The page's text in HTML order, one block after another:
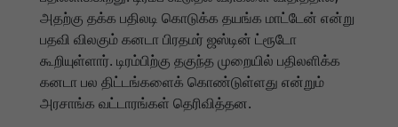
அதற்கு தக்க பதிலடி கொடுக்க தயங்க மாட்டேன் என்று
பதவி விலகும் கனடா பிரதமர் ஜஸ்டின் ட்ரூடோ
கூறியுள்ளார். டிரம்பிற்கு தகுந்த முறையில் பதிலளிக்க
கனடா பல திட்டங்களைக் கொண்டுள்ளது என்றும்
அரசாங்க வட்டாரங்கள் தெரிவித்தன.